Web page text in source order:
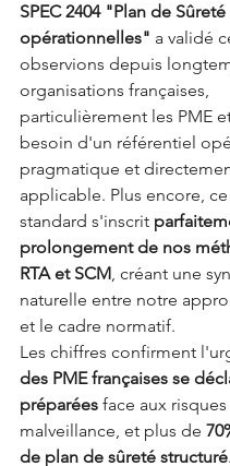
SPEC 2404 "Plan de
opérationnelles" a validé
observions depuis
organisations françaises,
particulièrement les PME
besoin d'un référentiel
pragmatique et
applicable. Plus encore,
standard s'inscrit
prolongement de nos
RTA et SCM, créant une
naturelle entre notre
et le cadre normatif.
Les chiffres confirment
des PME françaises se
préparées face aux
malveillance, et plus de
de plan de sûreté structuré